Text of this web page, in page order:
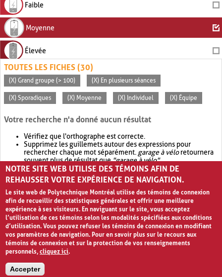
Faible
Moyenne
Élevée
TOUTES LES FICHES (30)
(X) Grand groupe (> 100) (X) En plusieurs séances
(X) Sporadiques (X) Moyenne (X) Individuel (X) Équipe
Votre recherche n'a donné aucun résultat
Vérifiez que l'orthographe est correcte.
Supprimez les guillemets autour des expressions pour
rechercher chaque mot séparément. garage à véloretournera
souvent plus de résultat que"garage à vélo".
Envisagez d'élargir votre recherche avec OR.garage OR vélo
retournera souvent plus de résultat quegarage à vélo
NOTRE SITE WEB UTILISE DES TÉMOINS AFIN DE
REHAUSSER VOTRE EXPÉRIENCE DE NAVIGATION.
Le site web de Polytechnique Montréal utilise des témoins de connexion
afin de recueillir des statistiques générales et offrir une meilleure
expérience à ses visiteurs. En naviguant sur le site, vous acceptez
l’utilisation de ces témoins selon les modalités spécifiées aux conditions
d’utilisation. Vous pouvez refuser les témoins de connexion en modifiant
vos paramètres de navigation. Pour en savoir plus sur le recours aux
témoins de connexion et sur la protection de vos renseignements
personnels,cliquez ici.
Accepter